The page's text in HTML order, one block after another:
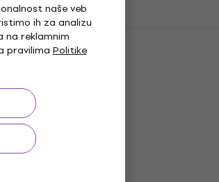
naše veb
ih za analizu
reklamnim
pravilimaPolitike